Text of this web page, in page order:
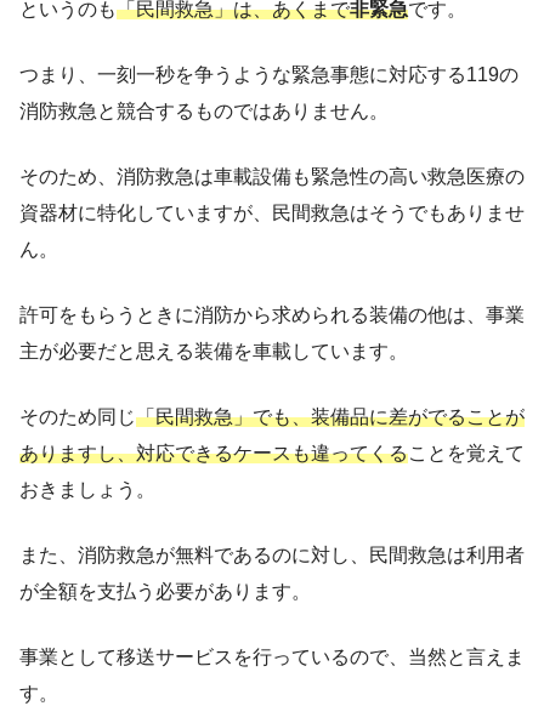
というのも「民間救急」は、あくまで非緊急です。
つまり、一刻一秒を争うような緊急事態に対応する119の
消防救急と競合するものではありません。
そのため、消防救急は車載設備も緊急性の高い救急医療の
資器材に特化していますが、民間救急はそうでもありませ
ん。
許可をもらうときに消防から求められる装備の他は、事業
主が必要だと思える装備を車載しています。
そのため同じ「民間救急」でも、装備品に差がでることが
ありますし、対応できるケースも違ってくることを覚えて
おきましょう。
また、消防救急が無料であるのに対し、民間救急は利用者
が全額を支払う必要があります。
事業として移送サービスを行っているので、当然と言えま
す。